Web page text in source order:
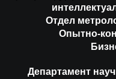
Отдел
Опытно-
Департамент